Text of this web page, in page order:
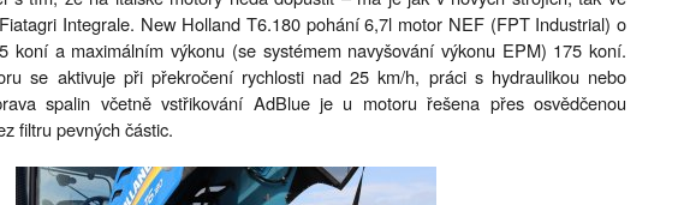
Integrale. New Holland T6.180 pohání 6,7l motor NEF (FPT Industrial) o
koní a maximálním výkonu (se systémem navyšování výkonu EPM) 175 koní.
se aktivuje při překročení rychlosti nad 25 km/h, práci s hydraulikou nebo
spalin včetně vstřikování AdBlue je u motoru řešena přes osvědčenou
filtru pevných částic.